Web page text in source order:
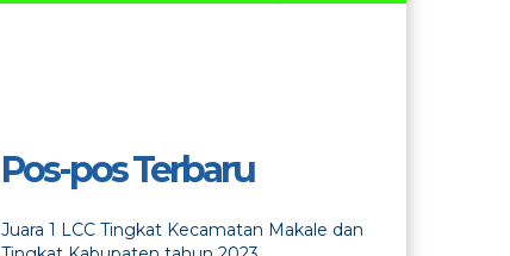
Pos-pos Terbaru
Juara 1 LCC Tingkat Kecamatan Makale dan